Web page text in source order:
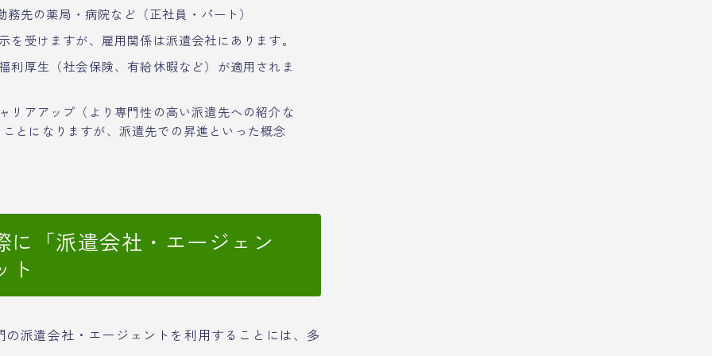
先の薬局・病院など（正社員・パート）
を受けますが、雇用関係は派遣会社にあります。
利厚生（社会保険、有給休暇など）が適用されま
リアアップ（より専門性の高い派遣先への紹介な
とになりますが、派遣先での昇進といった概念
「派遣会社・エージェン
ト
派遣会社・エージェントを利用することには、多